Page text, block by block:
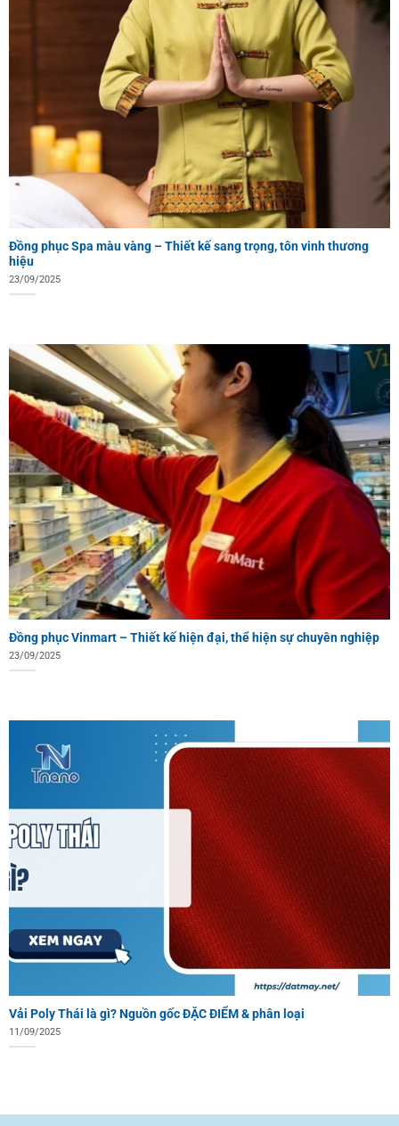
Đồng phục Spa màu vàng – Thiết kế sang trọng, tôn vinh thương
hiệu
23/09/2025
Đồng phục Vinmart – Thiết kế hiện đại, thể hiện sự chuyên nghiệp
23/09/2025
Vải Poly Thái là gì? Nguồn gốc ĐẶC ĐIỂM & phân loại
11/09/2025